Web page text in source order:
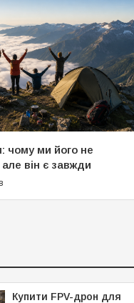
чому ми його не
він є завжди
Купити FPV-дрон для